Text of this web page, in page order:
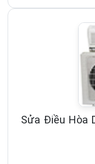
Sửa Điều Hòa